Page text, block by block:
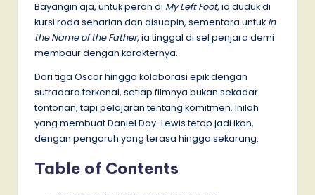
Bayangin aja, untuk peran di My Left Foot, ia duduk di
kursi roda seharian dan disuapin, sementara untuk In
the Name of the Father, ia tinggal di sel penjara demi
membaur dengan karakternya.
Dari tiga Oscar hingga kolaborasi epik dengan
sutradara terkenal, setiap filmnya bukan sekadar
tontonan, tapi pelajaran tentang komitmen. Inilah
yang membuat Daniel Day-Lewis tetap jadi ikon,
dengan pengaruh yang terasa hingga sekarang.
Table of Contents